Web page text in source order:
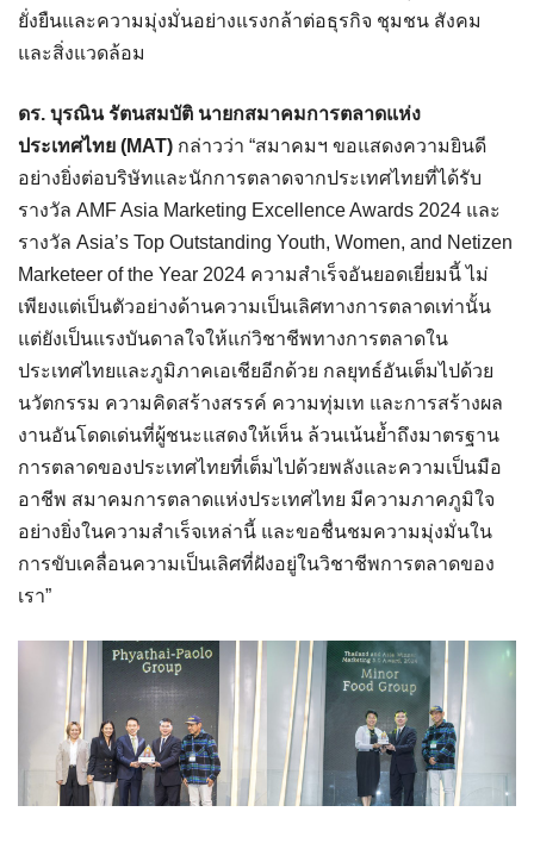
ยั่งยืนและความมุ่งมั่นอย่างแรงกล้าต่อธุรกิจ ชุมชน สังคม
และสิ่งแวดล้อม
ดร. บุรณิน รัตนสมบัติ นายกสมาคมการตลาดแห่ง
ประเทศไทย (MAT) กล่าวว่า “สมาคมฯ ขอแสดงความยินดี
อย่างยิ่งต่อบริษัทและนักการตลาดจากประเทศไทยที่ได้รับ
รางวัล AMF Asia Marketing Excellence Awards 2024 และ
รางวัล Asia’s Top Outstanding Youth, Women, and Netizen
Marketeer of the Year 2024 ความสำเร็จอันยอดเยี่ยมนี้ ไม่
เพียงแต่เป็นตัวอย่างด้านความเป็นเลิศทางการตลาดเท่านั้น
แต่ยังเป็นแรงบันดาลใจให้แก่วิชาชีพทางการตลาดใน
ประเทศไทยและภูมิภาคเอเชียอีกด้วย กลยุทธ์อันเต็มไปด้วย
นวัตกรรม ความคิดสร้างสรรค์ ความทุ่มเท และการสร้างผล
งานอันโดดเด่นที่ผู้ชนะแสดงให้เห็น ล้วนเน้นย้ำถึงมาตรฐาน
การตลาดของประเทศไทยที่เต็มไปด้วยพลังและความเป็นมือ
อาชีพ สมาคมการตลาดแห่งประเทศไทย มีความภาคภูมิใจ
อย่างยิ่งในความสำเร็จเหล่านี้ และขอชื่นชมความมุ่งมั่นใน
การขับเคลื่อนความเป็นเลิศที่ฝังอยู่ในวิชาชีพการตลาดของ
เรา”